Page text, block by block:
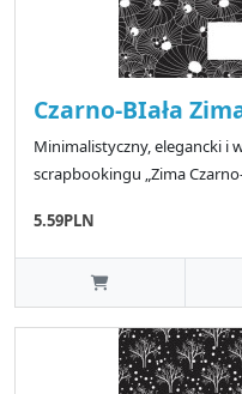
Czarno-BIała
Minimalistyczny, elegancki i
scrapbookingu „Zima
5.59PLN